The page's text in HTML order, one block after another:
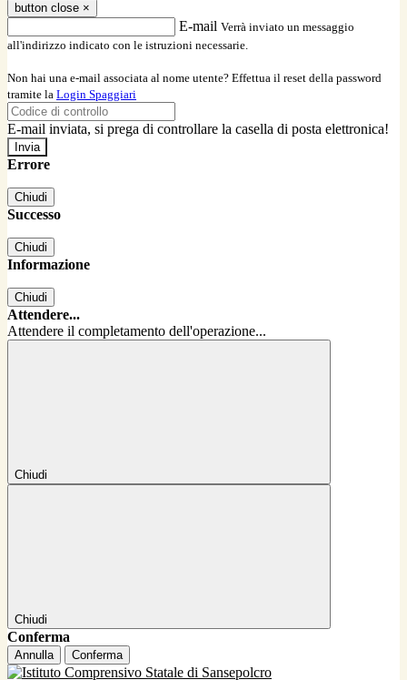
button close ×
E-mail Verrà inviato un messaggio
all'indirizzo indicato con le istruzioni necessarie.
Non hai una e-mail associata al nome utente? Effettua il reset della password
tramite la Login Spaggiari
E-mail inviata, si prega di controllare la casella di posta elettronica!
Errore
Chiudi
Successo
Chiudi
Informazione
Chiudi
Attendere...
Attendere il completamento dell'operazione...
Chiudi
Chiudi
Conferma
Annulla Conferma